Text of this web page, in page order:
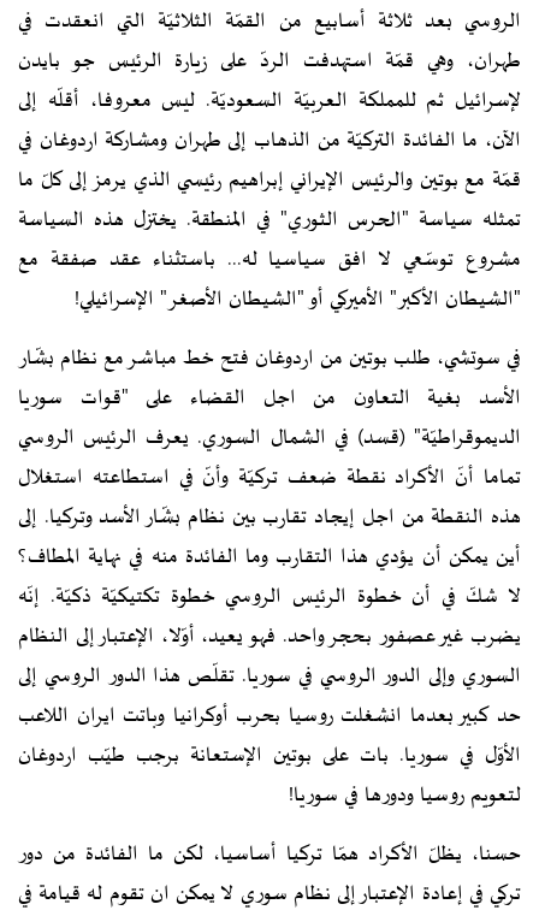
الروسي بعد ثلاثة أسابيع من القمّة الثلاثيّة التي انعقدت في
طهران، وهي قمّة استهدفت الردّ على زيارة الرئيس جو بايدن
لإسرائيل ثم للمملكة العربيّة السعوديّة. ليس معروفا، أقلّه إلى
الآن، ما الفائدة التركيّة من الذهاب إلى طهران ومشاركة اردوغان في
قمّة مع بوتين والرئيس الإيراني إبراهيم رئيسي الذي يرمز إلى كلّ ما
تمثله سياسة "الحرس الثوري" في المنطقة. يختزل هذه السياسة
مشروع توسّعي لا افق سياسيا له... باستثناء عقد صفقة مع
"الشيطان الأكبر" الأميركي أو "الشيطان الأصغر" الإسرائيلي!
في سوتشي، طلب بوتين من اردوغان فتح خط مباشر مع نظام بشّار
الأسد بغية التعاون من اجل القضاء على "قوات سوريا
الديموقراطيّة" (قسد) في الشمال السوري. يعرف الرئيس الروسي
تماما أنّ الأكراد نقطة ضعف تركيّة وأنّ في استطاعته استغلال
هذه النقطة من اجل إيجاد تقارب بين نظام بشّار الأسد وتركيا. إلى
أين يمكن أن يؤدي هذا التقارب وما الفائدة منه في نهاية المطاف؟
لا شكّ في أن خطوة الرئيس الروسي خطوة تكتيكيّة ذكيّة. إنّه
يضرب غير عصفور بحجر واحد. فهو يعيد، أوّلا، الإعتبار إلى النظام
السوري وإلى الدور الروسي في سوريا. تقلّص هذا الدور الروسي إلى
حد كبير بعدما انشغلت روسيا بحرب أوكرانيا وباتت ايران اللاعب
الأوّل في سوريا. بات على بوتين الإستعانة برجب طيّب اردوغان
لتعويم روسيا ودورها في سوريا!
حسنا، يظلّ الأكراد همّا تركيا أساسيا، لكن ما الفائدة من دور
تركي في إعادة الإعتبار إلى نظام سوري لا يمكن ان تقوم له قيامة في